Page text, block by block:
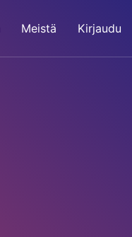
Meistä Kirjaudu